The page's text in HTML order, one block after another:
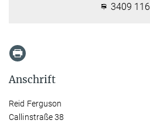
3409 116
Anschrift
Reid Ferguson
Callinstraße 38